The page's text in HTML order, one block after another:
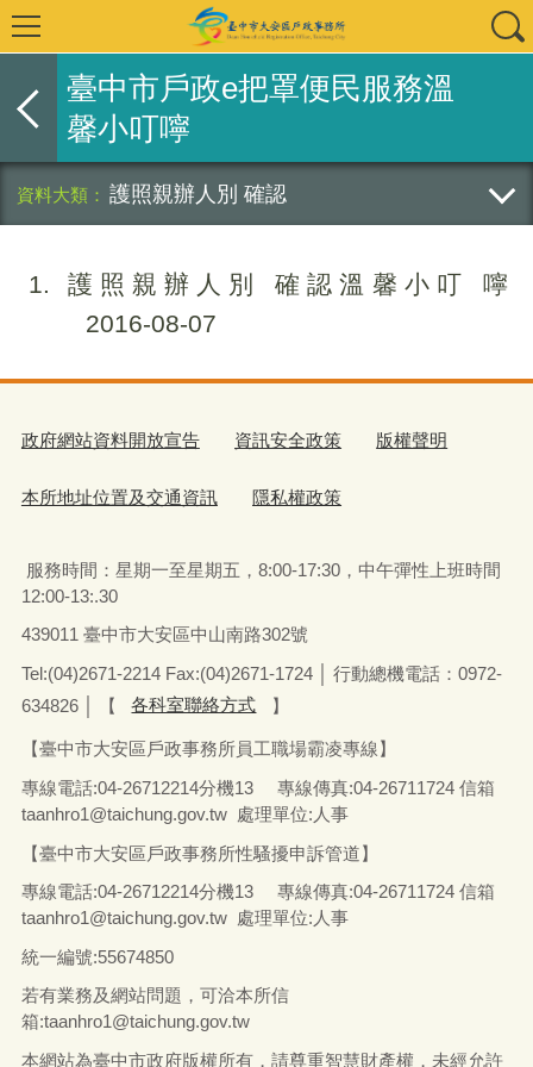
臺中市戶政e把罩便民服務溫
馨小叮嚀
護照親辦人別 確認
1
護照親辦人別 確認溫馨小叮 嚀
2016-08-07
政府網站資料開放宣告 資訊安全政策 版權聲明
本所地址位置及交通資訊 隱私權政策
服務時間：星期一至星期五 ， 8:00-17:30，中午彈性上班時間
12:00-13:.30
439011 臺中市大安區中山南路302號
Tel:(04)2671-2214 Fax:(04)2671-1724 │ 行動總機電話：0972-
634826
【 各科室聯絡方式 】
【臺中市大安區戶政事務所員工職場霸凌專線】
專線電話:04-26712214分機13 專線傳真:04-26711724 信箱
taanhro1@taichung.gov.tw 處理單位:人事
【臺中市大安區戶政事務所性騷擾申訴管道】
專線電話:04-26712214分機13 專線傳真:04-26711724 信箱
taanhro1@taichung.gov.tw 處理單位:人事
統一編號:55674850
若有業務及網站問題，可洽本所信
箱:taanhro1@taichung.gov.tw
本網站為臺中市政府版權所有，請尊重智慧財產權，未經允許